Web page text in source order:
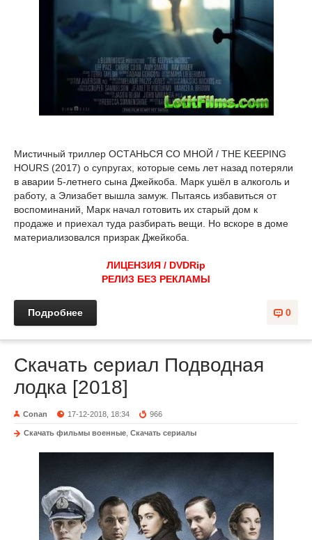
Мистичный триллер ОСТАНЬСЯ СО МНОЙ / THE KEEPING
HOURS (2017) о супругах, которые семь лет назад потеряли
в аварии 5-летнего сына Джейкоба. Марк ушёл в алкоголь и
работу, а Элизабет вышла замуж. Пытаясь избавиться от
воспоминаний, Марк начал готовить их старый дом к
продаже и приехал туда разбирать вещи. Но вскоре в доме
материализовался призрак Джейкоба.
ЛИЦЕНЗИЯ / DVDRip
РЕЛИЗ БЕЗ РЕКЛАМЫ
0
Подробнее
Скачать сериал Подводная
лодка [2018]
Conan 17-12-2018, 18:34 966
Скачать фильмы военные Скачать сериалы